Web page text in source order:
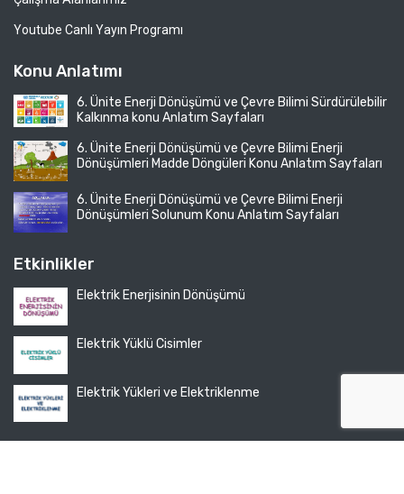
Youtube Canlı Yayın Programı
Konu Anlatımı
6. Ünite Enerji Dönüşümü ve Çevre Bilimi Sürdürülebilir
Kalkınma konu Anlatım Sayfaları
6. Ünite Enerji Dönüşümü ve Çevre Bilimi Enerji
Dönüşümleri Madde Döngüleri Konu Anlatım Sayfaları
6. Ünite Enerji Dönüşümü ve Çevre Bilimi Enerji
Dönüşümleri Solunum Konu Anlatım Sayfaları
Etkinlikler
Elektrik Enerjisinin Dönüşümü
Elektrik Yüklü Cisimler
Elektrik Yükleri ve Elektriklenme